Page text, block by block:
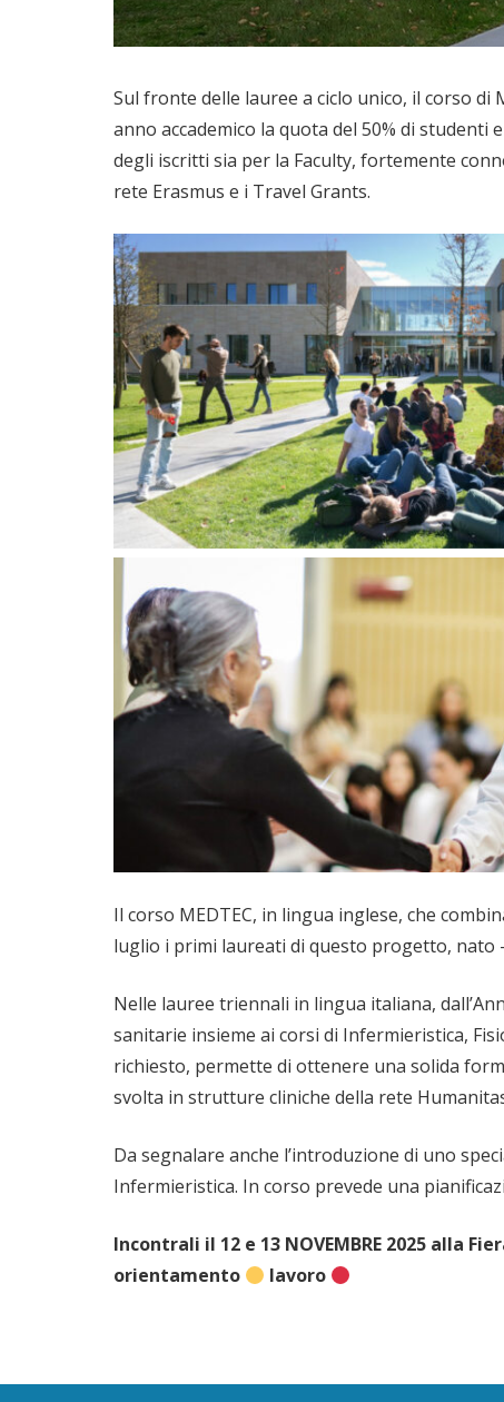
Sul fronte delle lauree a ciclo unico, il corso
anno accademico la quota del 50% di
degli iscritti sia per la Faculty, fortemente
rete Erasmus e i Travel Grants.
Il corso MEDTEC, in lingua inglese, che
luglio i primi laureati di questo progetto, nato
Nelle lauree triennali in lingua italiana,
sanitarie insieme ai corsi di Infermieristica,
richiesto, permette di ottenere una solida
svolta in strutture cliniche della rete
Da segnalare anche l’introduzione di uno
Infermieristica. In corso prevede una
Incontrali il 12 e 13 NOVEMBRE 2025 alla
orientamento
lavoro